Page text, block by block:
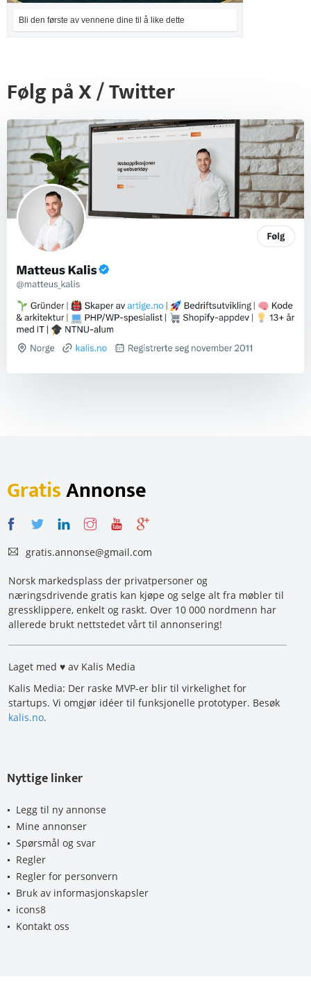
Bli den første av vennene dine til å like dette
Følg på X / Twitter
GratisAnnonse
gratis.annonse@gmail.com
Norsk markedsplass der privatpersoner og
næringsdrivende gratis kan kjøpe og selge alt fra møbler til
gressklippere, enkelt og raskt. Over 10 000 nordmenn har
allerede brukt nettstedet vårt til annonsering!
Laget med ♥ av Kalis Media
Kalis Media: Der raske MVP-er blir til virkelighet for
startups. Vi omgjør idéer til funksjonelle prototyper. Besøk
kalis.no.
Nyttige linker
Legg til ny annonse
Mine annonser
Spørsmål og svar
Regler
Regler for personvern
Bruk av informasjonskapsler
icons8
Kontakt oss